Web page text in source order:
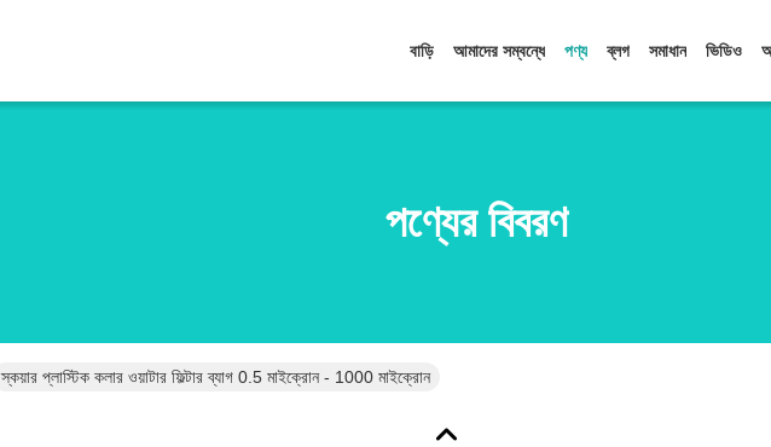
বাড়ি আমাদের সম্বন্ধে পণ্য ব্লগ সমাধান ভিডিও
পণ্যের বিবরণ
স্কয়ার প্লাস্টিক কলার ওয়াটার ফিল্টার ব্যাগ 0.5 মাইক্রোন - 1000 মাইক্রোন